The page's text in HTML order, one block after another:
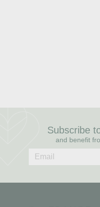
Subscribe
and benefit